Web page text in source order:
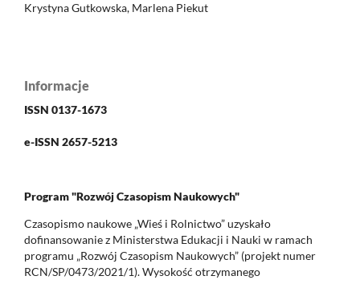
Krystyna Gutkowska, Marlena Piekut
Informacje
ISSN 0137-1673
e-ISSN 2657-5213
Program "Rozwój Czasopism Naukowych"
Czasopismo naukowe „Wieś i Rolnictwo” uzyskało
dofinansowanie z Ministerstwa Edukacji i Nauki w ramach
programu „Rozwój Czasopism Naukowych” (projekt numer
RCN/SP/0473/2021/1). Wysokość otrzymanego